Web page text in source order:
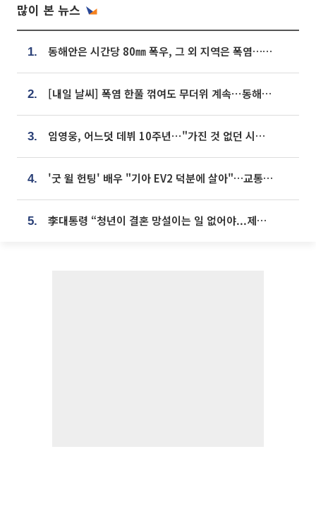
많이 본 뉴스
1. 동해안은 시간당 80㎜ 폭우, 그 외 지역은 폭염…‘극과 극 날씨’
2. [내일 날씨] 폭염 한풀 꺾여도 무더위 계속⋯동해안 이틀 연속 비
3. 임영웅, 어느덧 데뷔 10주년⋯"가진 것 없던 시절, 내 앞엔 20명의 팬뿐"
4. '굿 윌 헌팅' 배우 "기아 EV2 덕분에 살아"…교통사고 후 안전성 극찬
5. 李대통령 “청년이 결혼 망설이는 일 없어야...제도상 불이익 조사”